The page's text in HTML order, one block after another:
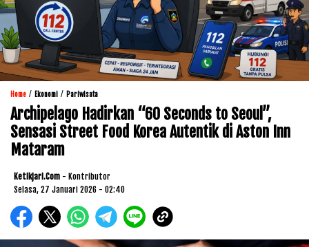
Home / Ekonomi / Pariwisata
Archipelago Hadirkan “60 Seconds to Seoul”,
Sensasi Street Food Korea Autentik di Aston Inn
Mataram
Ketikjari.com - Kontributor
Selasa, 27 Januari 2026 - 02:40